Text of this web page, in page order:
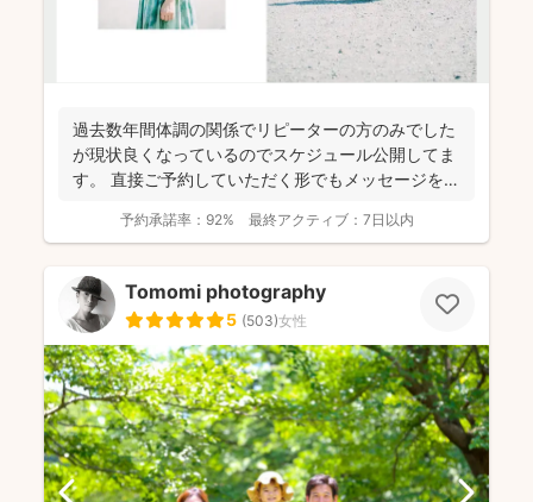
過去数年間体調の関係でリピーターの方のみでした
が現状良くなっているのでスケジュール公開してま
す。 直接ご予約していただく形でもメッセージを送
予約承諾率： 92% 最終アクティブ： 7日以内
Tomomi photography
5 (503)女性